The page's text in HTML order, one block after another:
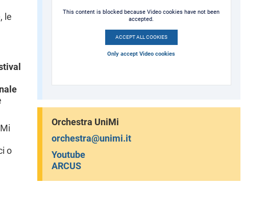
le
o
This content is blocked because Video cookies have not been
accepted.
ACCEPT ALL COOKIES
Only accept Video cookies
Orchestra UniMi
orchestra@unimi.it
Youtube
ARCUS